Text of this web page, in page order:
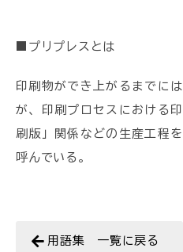
■プリプレスとは
印刷物ができ上がるまでに
が、印刷プロセスにおける
刷版」関係などの生産工程
呼んでいる。
用語集 一覧に戻る